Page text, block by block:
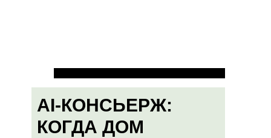
AI-КОНСЬЕРЖ:
КОГДА ДОМ